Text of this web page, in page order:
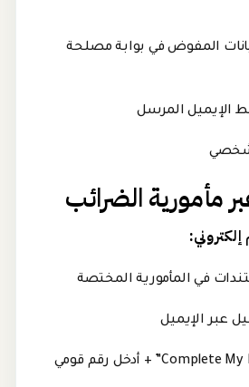
المفوض في بوابة مصلحة
الإيميل المرسل
في المأمورية المختصة
عبر الإيميل
اضغط “Complete My Registration” + أدخل رقم قومي